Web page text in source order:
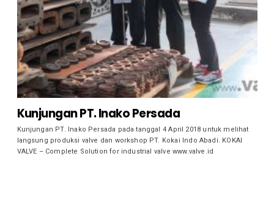
Kunjungan PT. Inako Persada
Kunjungan PT. Inako Persada pada tanggal 4 April 2018 untuk melihat
langsung produksi valve dan workshop PT. Kokai Indo Abadi. KOKAI
VALVE – Complete Solution for industrial valve www.valve.id